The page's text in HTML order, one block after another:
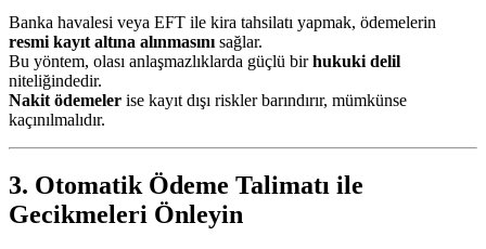
Banka havalesi veya EFT ile kira tahsilatı yapmak, ödemelerin
resmi kayıt altına alınmasını sağlar.
Bu yöntem, olası anlaşmazlıklarda güçlü birhukuki delil
niteliğindedir.
Nakit ödemeler ise kayıt dışı riskler barındırır, mümkünse
kaçınılmalıdır.
3. Otomatik Ödeme Talimatı ile
Gecikmeleri Önleyin